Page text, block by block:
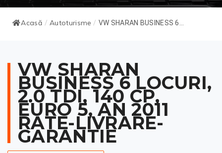
Acasă / Autoturisme / VW SHARAN BUSINESS 6...
VW SHARAN
BUSINESS 6 LOCURI,
2.0 TDI, 140 CP,
EURO 5, AN 2011
RATE-LIVRARE-
GARANTIE